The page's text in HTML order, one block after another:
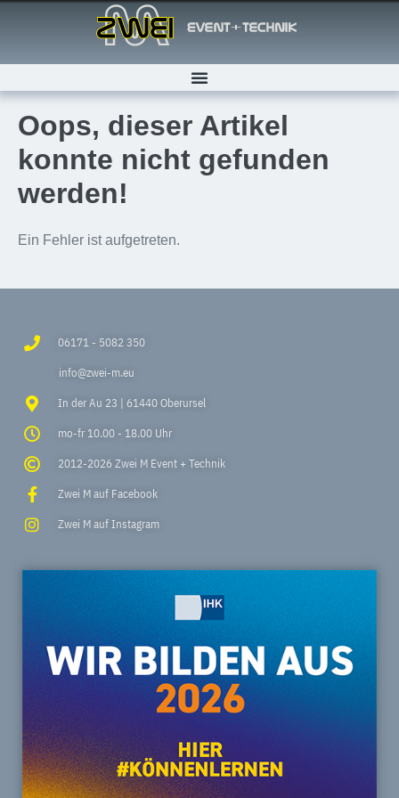
Oops, dieser Artikel
konnte nicht gefunden
werden!
Ein Fehler ist aufgetreten.
06171 - 5082 350
info@zwei-m.eu
In der Au 23 | 61440 Oberursel
mo-fr 10.00 - 18.00 Uhr
2012-2026 Zwei M Event + Technik
Zwei M auf Facebook
Zwei M auf Instagram